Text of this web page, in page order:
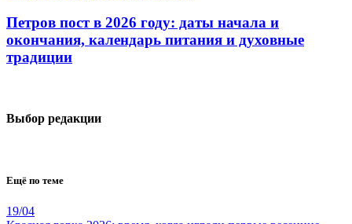
Петров пост в 2026 году: даты начала и
окончания, календарь питания и духовные
традиции
Выбор редакции
Ещё по теме
19/04